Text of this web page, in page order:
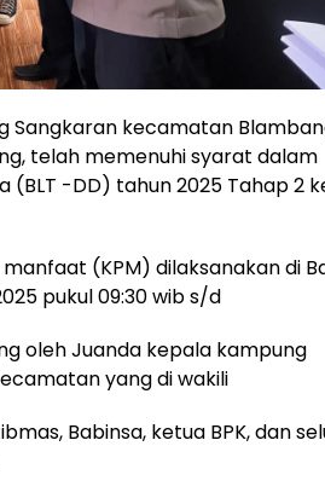
Sangkaran kecamatan
telah memenuhi syarat dalam
-DD) tahun 2025 Tahap 2
(KPM) dilaksanakan di
pukul 09:30 wib s/d
oleh Juanda kepala kampung
yang di wakili
Babinsa, ketua BPK, dan